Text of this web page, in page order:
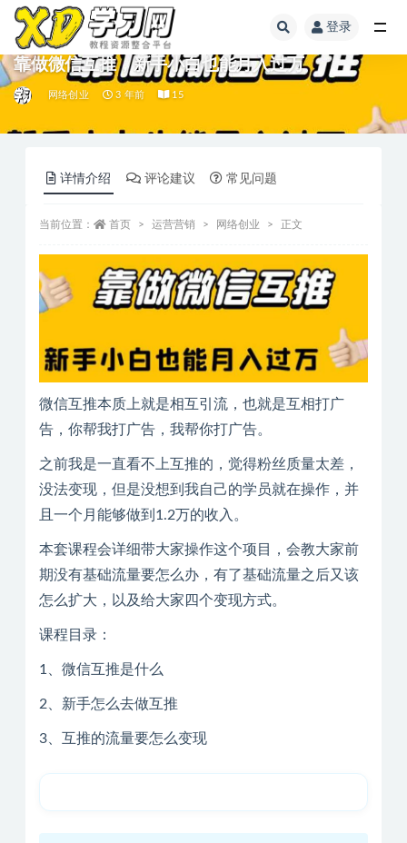
登录
靠做微信互推，新手小白也能月入过万
网络创业 3 年前 15
详情介绍 评论建议 常见问题
当前位置： 首页 运营营销 网络创业 正文
微信互推本质上就是相互引流，也就是互相打广
告，你帮我打广告，我帮你打广告。
之前我是一直看不上互推的，觉得粉丝质量太差，
没法变现，但是没想到我自己的学员就在操作，并
且一个月能够做到1.2万的收入。
本套课程会详细带大家操作这个项目，会教大家前
期没有基础流量要怎么办，有了基础流量之后又该
怎么扩大，以及给大家四个变现方式。
课程目录：
1、微信互推是什么
2、新手怎么去做互推
3、互推的流量要怎么变现